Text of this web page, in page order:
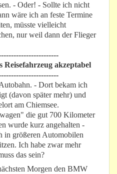
- Oder! - Sollte ich nicht
wäre ich an feste Termine
müsste vielleicht
nur weil dann der Flieger
akzeptabel
- Dort bekam ich
(davon später mehr) und
am Chiemsee.
die gut 700 Kilometer
wurde kurz angehalten -
in größeren Automobilen
Ich habe zwar mehr
das sein?
Morgen den BMW